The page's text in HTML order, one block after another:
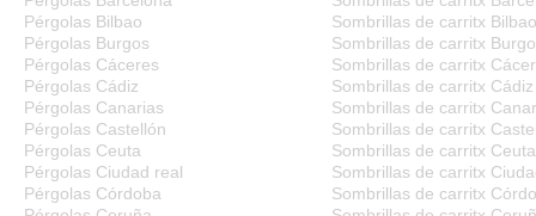
Pérgolas Bilbao
Sombrillas de carritx Bilbao
Pérgolas Burgos
Sombrillas de carritx
Pérgolas Cáceres
Sombrillas de carritx
Pérgolas Cádiz
Sombrillas de carritx Cádiz
Pérgolas Canarias
Sombrillas de carritx
Pérgolas Castellón
Sombrillas de carritx
Pérgolas Ceuta
Sombrillas de carritx Ceuta
Pérgolas Ciudad real
Sombrillas de carritx
Pérgolas Córdoba
Sombrillas de carritx